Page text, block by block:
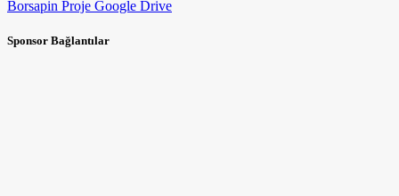
Borsapin Proje Google Drive
Sponsor Bağlantılar